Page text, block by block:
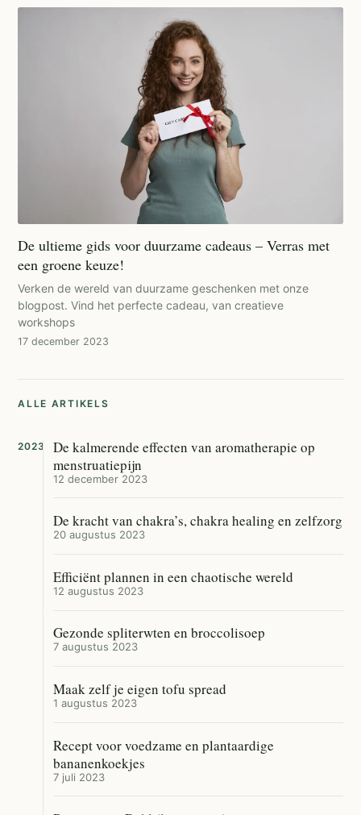
De ultieme gids voor duurzame cadeaus – Verras met
een groene keuze!
Verken de wereld van duurzame geschenken met onze
blogpost. Vind het perfecte cadeau, van creatieve
workshops
17 december 2023
ALLE ARTIKELS
2023
De kalmerende effecten van aromatherapie op
menstruatiepijn
12 december 2023
De kracht van chakra’s, chakra healing en zelfzorg
20 augustus 2023
Efficiënt plannen in een chaotische wereld
12 augustus 2023
Gezonde spliterwten en broccolisoep
7 augustus 2023
Maak zelf je eigen tofu spread
1 augustus 2023
Recept voor voedzame en plantaardige
bananenkoekjes
7 juli 2023